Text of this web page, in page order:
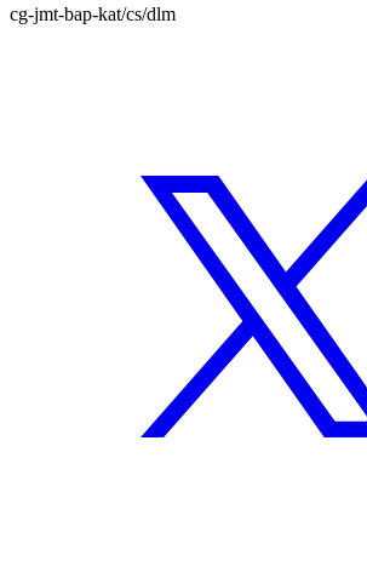
cg-jmt-bap-kat/cs/dlm